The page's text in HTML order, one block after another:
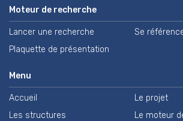
Moteur de recherche
Lancer une recherche
Se
Plaquette de présentation
Menu
Accueil
Le projet
Les structures
Le moteur